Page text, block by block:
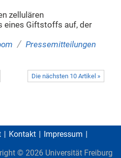
zellulären
eines Giftstoffs auf, der
/ Pressemitteilungen
Die nächsten 10 Artikel »
Kontakt
Impressum
© 2026 Universität Freiburg